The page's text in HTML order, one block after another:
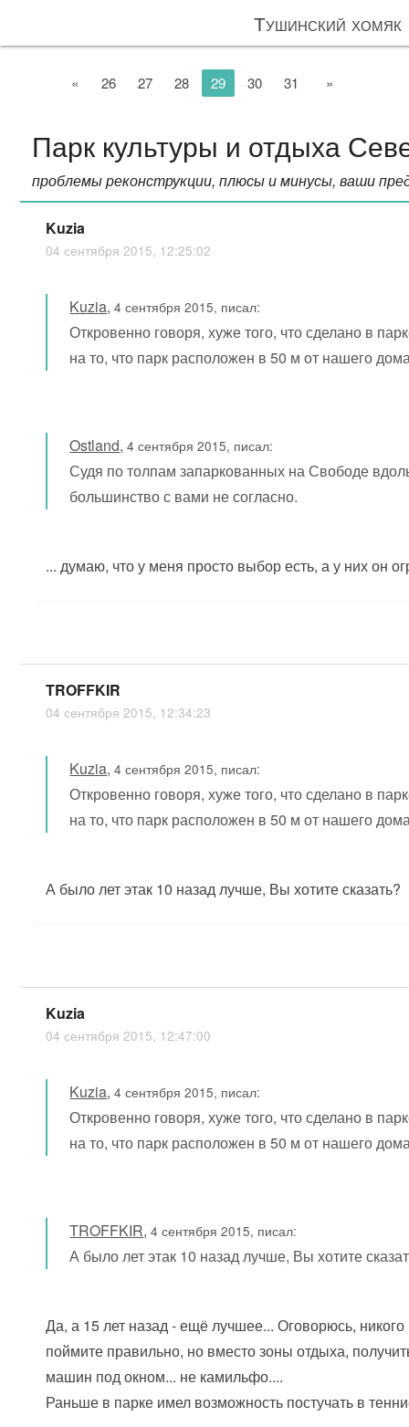
Тушинский хомяк
« 26 27 28 29 30 31 »
Парк культуры и отдыха
проблемы реконструкции, плюсы и минусы, ваши
Kuzia
04 сентября 2015, 12:25:02
Kuzia,4 сентября 2015, писал:
Откровенно говоря, хуже того, что сделано в
на то, что парк расположен в 50 м от нашего
Ostland,4 сентября 2015, писал:
Судя по толпам запаркованных на Свободе
большинство с вами не согласно.
... думаю, что у меня просто выбор есть, а у них он
TROFFKIR
04 сентября 2015, 12:34:23
Kuzia,4 сентября 2015, писал:
Откровенно говоря, хуже того, что сделано в
на то, что парк расположен в 50 м от нашего
А было лет этак 10 назад лучше, Вы хотите сказать?
Kuzia
04 сентября 2015, 12:47:00
Kuzia,4 сентября 2015, писал:
Откровенно говоря, хуже того, что сделано в
на то, что парк расположен в 50 м от нашего
TROFFKIR,4 сентября 2015, писал:
А было лет этак 10 назад лучше, Вы хотите
Да, а 15 лет назад - ещё лучшее... Оговорюсь,
поймите правильно, но вместо зоны отдыха,
машин под окном... не камильфо....
Раньше в парке имел возможность постучать в